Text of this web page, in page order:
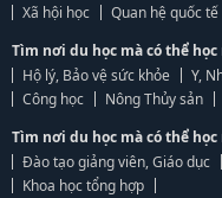
Xã hội học
Quan hệ quốc tế
Tìm nơi du học mà có thể
Hộ lý, Bảo vệ sức khỏe
Y,
Công học
Nông Thủy sản
Tìm nơi du học mà có thể
Đào tạo giảng viên, Giáo dục
Khoa học tổng hợp